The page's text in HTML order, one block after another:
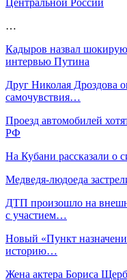
…
Кадыров назвал
интервью Путина
Друг Николая Дроздова
самочувствия…
Проезд автомобилей
РФ
На Кубани рассказали о
Медведя-людоеда
ДТП произошло на
с участием…
Новый «Пункт
историю…
Жена актера Бориса